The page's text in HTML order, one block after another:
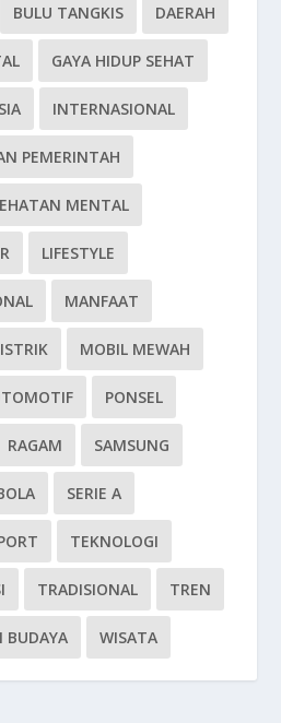
BULU TANGKIS DAERAH
GAYA HIDUP SEHAT
INTERNASIONAL
PEMERINTAH
MENTAL
LIFESTYLE
MANFAAT
MOBIL MEWAH
PONSEL
RAGAM SAMSUNG
SERIE A
TEKNOLOGI
TRADISIONAL TREN
BUDAYA WISATA